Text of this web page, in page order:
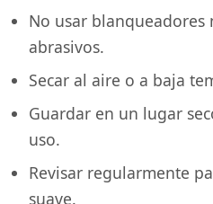
No usar blanqueadores
abrasivos.
Secar al aire o a baja
Guardar en un lugar
uso.
Revisar regularmente
suave.